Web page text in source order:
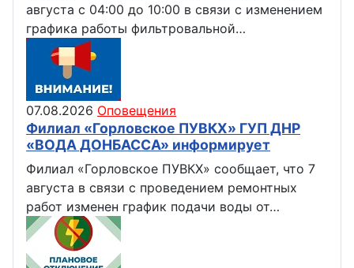
августа с 04:00 до 10:00 в связи с изменением
графика работы фильтровальной…
07.08.2026 Оповещения
Филиал «Горловское ПУВКХ» ГУП ДНР
«ВОДА ДОНБАССА» информирует
Филиал «Горловское ПУВКХ» сообщает, что 7
августа в связи с проведением ремонтных
работ изменен график подачи воды от…